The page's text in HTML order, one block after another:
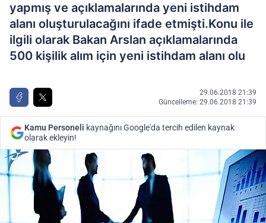
yapmış ve açıklamalarında yeni istihdam
alanı oluşturulacağını ifade etmişti.Konu ile
ilgili olarak Bakan Arslan açıklamalarında
500 kişilik alım için yeni istihdam alanı olu
29.06.2018 21:39
Güncelleme: 29.06.2018 21:39
Kamu Personeli kaynağını Google'da tercih edilen kaynak
olarak ekleyin!